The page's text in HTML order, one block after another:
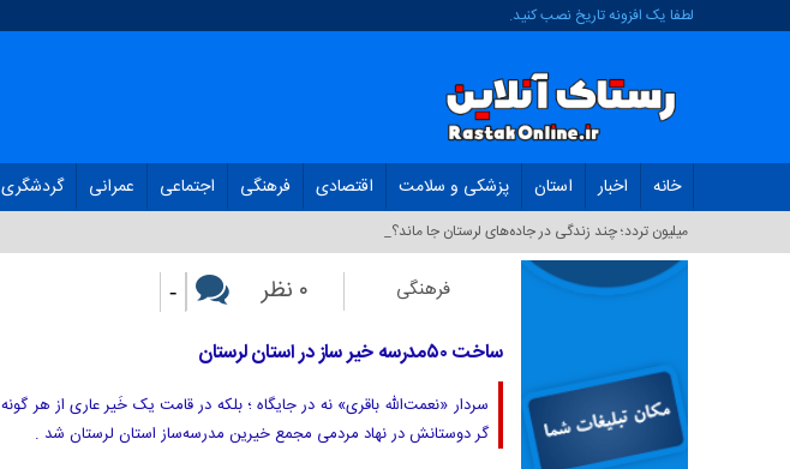
لطفا یک افزونه تاریخ نصب کنید.
خانه اخبار استان پزشکی و سلامت اقتصادی فرهنگی اجتماعی عمرانی گردشگری
کم_
فرهنگی ۰ نظر -
ساخت ۵۰مدرسه خیر ساز در استان لرستان
گر دوستانش در نهاد مردمی مجمع خیرین مدرسه‌ساز استان لرستان شد .